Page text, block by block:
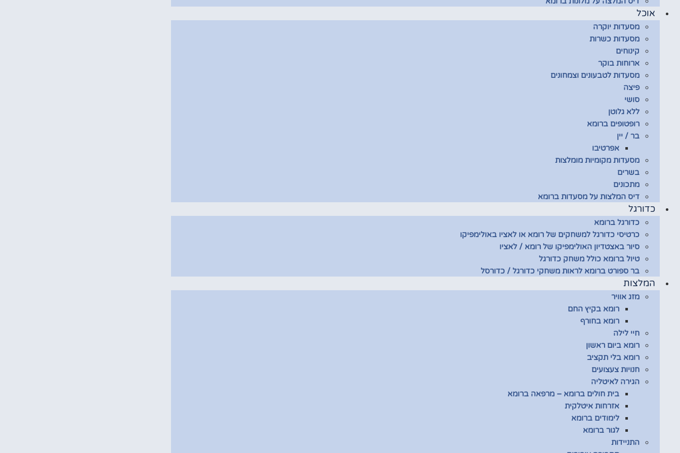
אוכל
מסעדות יוקרה
מסעדות כשרות
קינוחים
ארוחות בוקר
מסעדות לטבעונים וצמחונים
פיצה
סושי
ללא גלוטן
רופטופים ברומא
בר / יין
אפרטיבו
מסעדות מקומיות מומלצות
בשרים
מתכונים
דיס המלצות על מסעדות ברומא
כדורגל
כדורגל ברומא
כרטיסי כדורגל למשחקים של רומא או לאציו באולימפיקו
סיור באצטדיון האולימפיקו של רומא / לאציו
טיול ברומא כולל משחק כדורגל
בר ספורט ברומא לראות משחקי כדורגל / כדורסל
המלצות
מזג אוויר
רומא בקיץ החם
רומא בחורף
חיי לילה
רומא ביום ראשון
רומא בלי תקציב
חנויות צעצועים
הגירה לאיטליה
בית חולים ברומא – מרפאה ברומא
אזרחות איטלקית
לימודים ברומא
לגור ברומא
התניידות